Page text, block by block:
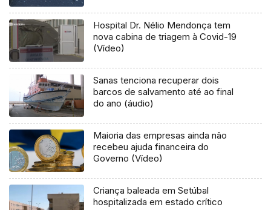
Hospital Dr. Nélio Mendonça tem
nova cabina de triagem à Covid-19
(Vídeo)
Sanas tenciona recuperar dois
barcos de salvamento até ao final
do ano (áudio)
Maioria das empresas ainda não
recebeu ajuda financeira do
Governo (Vídeo)
Criança baleada em Setúbal
hospitalizada em estado crítico